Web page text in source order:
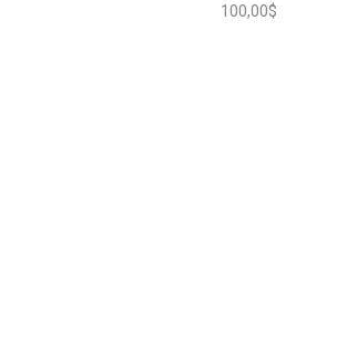
100,00$